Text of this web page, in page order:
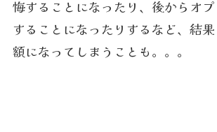
悔することになったり、後からオ
することになったりするなど、結
額になってしまうことも。。。